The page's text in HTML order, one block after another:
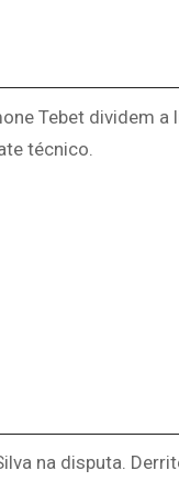
Tebet dividem a
técnico.
na disputa.